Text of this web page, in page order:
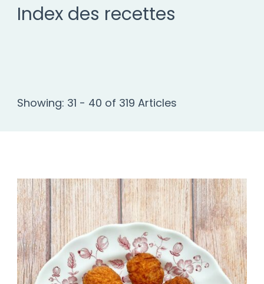
Index des recettes
Showing: 31 - 40 of 319 Articles